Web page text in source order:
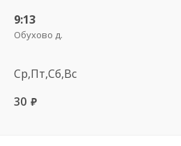
9:13
Обухово д.
Ср,Пт,Сб,Вс
30 руб.